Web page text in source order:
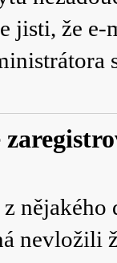
jisti, že
nevložili